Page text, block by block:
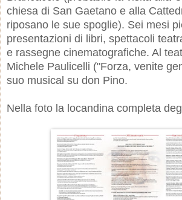
chiesa di San Gaetano e alla
riposano le sue spoglie). Sei mesi
presentazioni di libri, spettacoli
e rassegne cinematografiche. Al
Michele Paulicelli ("Forza, venite
suo musical su don Pino.
Nella foto la locandina completa